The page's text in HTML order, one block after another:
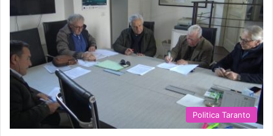
Politica Taranto